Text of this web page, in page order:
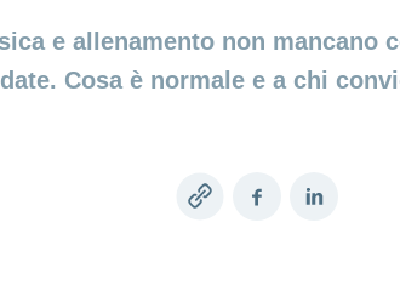
e allenamento non mancano
Cosa è normale e a chi
Copy
FacebookLinkedIn